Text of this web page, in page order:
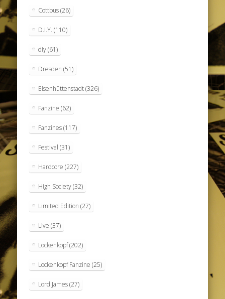
Cottbus(26)
D.I.Y. (110)
diy(61)
Dresden (51)
Eisenhüttenstadt(326)
Fanzine (62)
Fanzines(117)
Festival (31)
Hardcore (227)
High Society(32)
Limited Edition (27)
Live (37)
Lockenkopf(202)
Lockenkopf Fanzine (25)
Lord James(27)